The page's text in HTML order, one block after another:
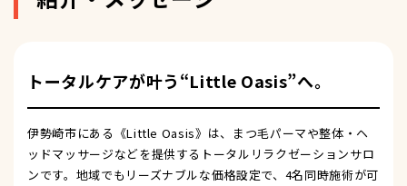
トータルケアが叶う“Little Oasis”へ。
伊勢崎市にある《Little Oasis》は、まつ毛パーマや整体・ヘ
ッドマッサージなどを提供するトータルリラクゼーションサロ
ンです。地域でもリーズナブルな価格設定で、4名同時施術が可